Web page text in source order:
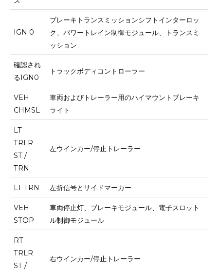
IGN 0
ブレーキトランスミッションシフトインターロッ
ク、パワートレイン制御モジュール、トランスミ
ッション
確認され
るIGN0
トラックボディコントローラー
VEH
CHMSL
車両およびトレーラー用のハイマウントブレーキ
ライト
LT
TRLR
ST /
TRN
左ウインカー/停止トレーラー
LT TRN 左折信号とサイドマーカー
VEH
STOP
車両停止灯、ブレーキモジュール、電子スロット
ル制御モジュール
RT
TRLR
ST /
右ウインカー/停止トレーラー